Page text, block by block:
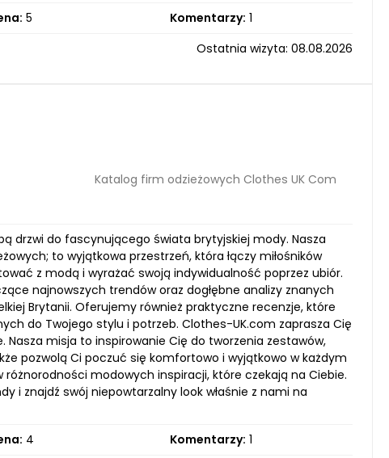
5 Komentarzy: 1
Ostatnia wizyta: 08.08.2026
Katalog firm odzieżowych Clothes UK Com
drzwi do fascynującego świata brytyjskiej mody. Nasza
to wyjątkowa przestrzeń, która łączy miłośników
z modą i wyrażać swoją indywidualność poprzez ubiór.
najnowszych trendów oraz dogłębne analizy znanych
Brytanii. Oferujemy również praktyczne recenzje, które
do Twojego stylu i potrzeb. Clothes-UK.com zaprasza Cię
Nasza misja to inspirowanie Cię do tworzenia zestawów,
pozwolą Ci poczuć się komfortowo i wyjątkowo w każdym
modowych inspiracji, które czekają na Ciebie.
i znajdź swój niepowtarzalny look właśnie z nami na
4 Komentarzy: 1